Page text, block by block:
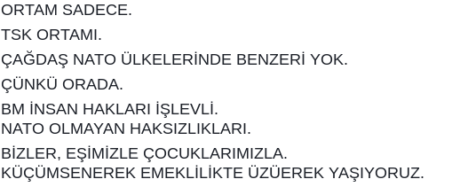
ORTAM SADECE.
TSK ORTAMI.
ÇAĞDAŞ NATO ÜLKELERİNDE BENZERİ YOK.
ÇÜNKÜ ORADA.
BM İNSAN HAKLARI İŞLEVLİ.
NATO OLMAYAN HAKSIZLIKLARI.
BİZLER, EŞİMİZLE ÇOCUKLARIMIZLA.
KÜÇÜMSENEREK EMEKLİLİKTE ÜZÜEREK YAŞIYORUZ.